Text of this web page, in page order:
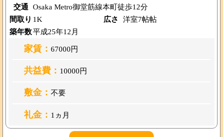
交通 Osaka Metro御堂筋線本町徒歩12分
間取り 1K 広さ
洋室7帖帖
築年数平成25年12月
家賃： 67000円
共益費： 10000円
敷金： 不要
礼金： 1ヵ月